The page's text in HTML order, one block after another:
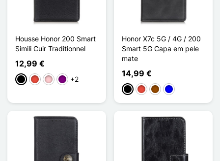
Housse Honor 200 Smart
Simili Cuir Traditionnel
12,99 €
PretoVermelho
RosaPúrpura
+2
Honor X7c 5G / 4G / 200
Smart 5G Capa em pele
mate
14,99 €
PretoVermelho
Castanho
Azul